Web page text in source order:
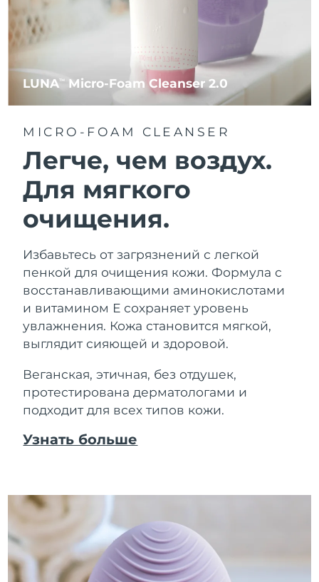
LUNATM Micro-Foam Cleanser 2.0
MICRO-FOAM CLEANSER
Легче, чем воздух.
Для мягкого
очищения.
Избавьтесь от загрязнений с легкой
пенкой для очищения кожи. Формула с
восстанавливающими аминокислотами
и витамином Е сохраняет уровень
увлажнения. Кожа становится мягкой,
выглядит сияющей и здоровой.
Веганская, этичная, без отдушек,
протестирована дерматологами и
подходит для всех типов кожи.
Узнать больше